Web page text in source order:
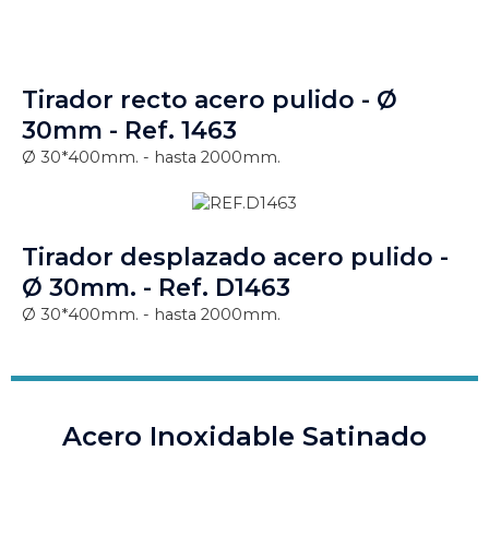
Tirador recto acero pulido - Ø
30mm - Ref. 1463
Ø 30*400mm. - hasta 2000mm.
Tirador desplazado acero pulido -
Ø 30mm. - Ref. D1463
Ø 30*400mm. - hasta 2000mm.
Acero Inoxidable Satinado